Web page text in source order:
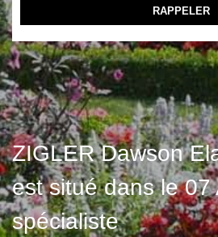
ZIGLER Dawson
est situé dans le 07
spécialiste